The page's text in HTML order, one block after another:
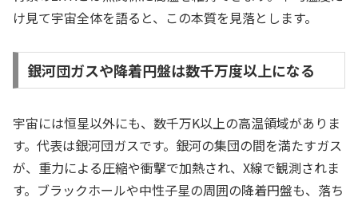
け見て宇宙全体を語ると、この本質を見落とします。
銀河団ガスや降着円盤は数千万度以上になる
宇宙には恒星以外にも、数千万K以上の高温領域がありま
す。代表は銀河団ガスです。銀河の集団の間を満たすガス
が、重力による圧縮や衝撃で加熱され、X線で観測されま
す。ブラックホールや中性子星の周囲の降着円盤も、落ち